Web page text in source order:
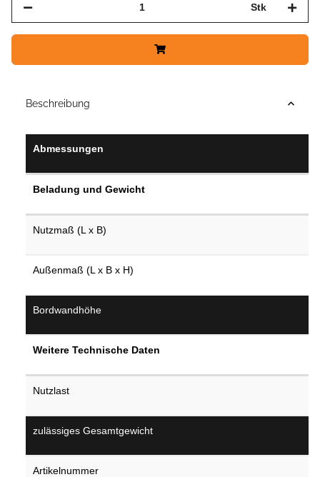
Stk
Beschreibung
Abmessungen
Beladung und Gewicht
Nutzmaß (L x B)
Außenmaß (L x B x H)
Bordwandhöhe
Weitere Technische Daten
Nutzlast
zulässiges Gesamtgewicht
Artikelnummer